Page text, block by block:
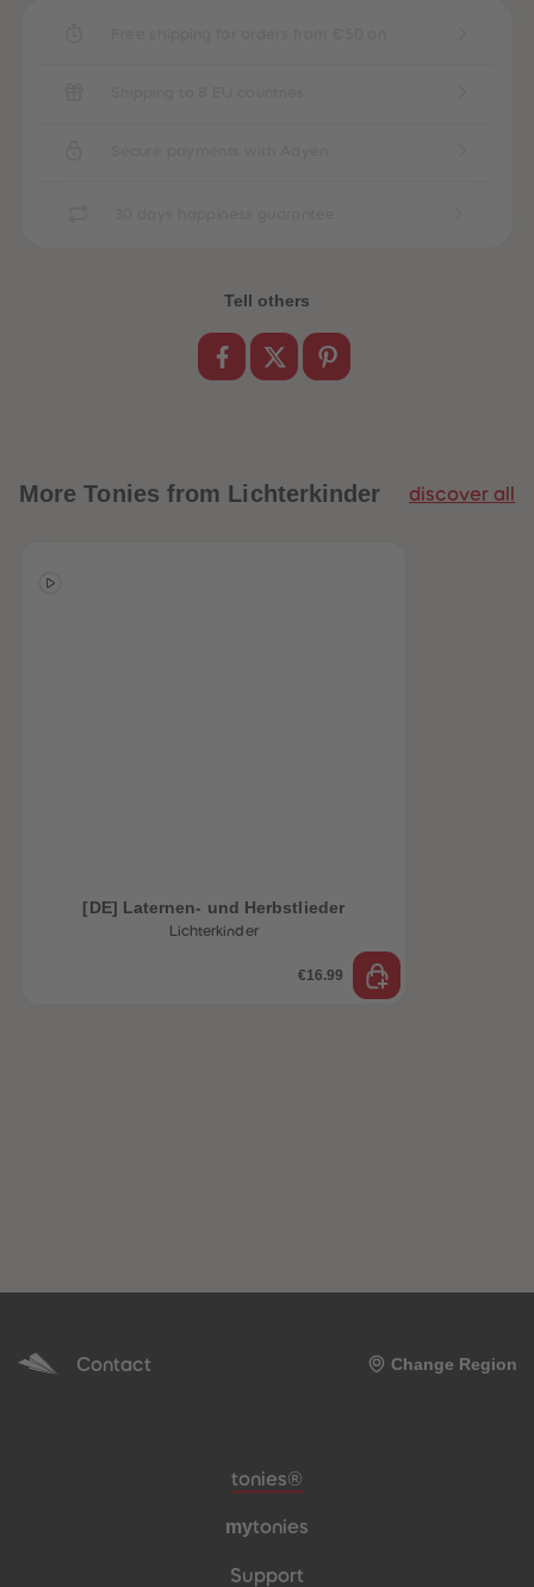
Tell others
More Tonies from Lichterkinder discover all
[DE] Laternen- und Herbstlieder
Lichterkinder
€16.99
Contact Change Region
Meta navigation footer
tonies®
mytonies
Support